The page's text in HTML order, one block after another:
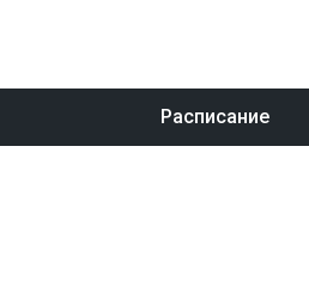
Расписание